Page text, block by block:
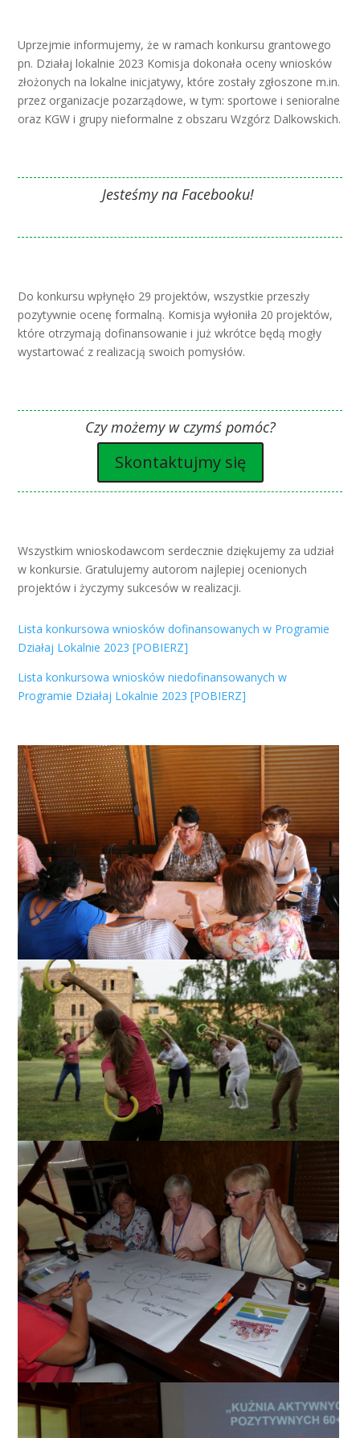
Uprzejmie informujemy, że w ramach konkursu grantowego
pn. Działaj lokalnie 2023 Komisja dokonała oceny wniosków
złożonych na lokalne inicjatywy, które zostały zgłoszone m.in.
przez organizacje pozarządowe, w tym: sportowe i senioralne
oraz KGW i grupy nieformalne z obszaru Wzgórz Dalkowskich.
Jesteśmy na Facebooku!
Do konkursu wpłynęło 29 projektów, wszystkie przeszły
pozytywnie ocenę formalną. Komisja wyłoniła 20 projektów,
które otrzymają dofinansowanie i już wkrótce będą mogły
wystartować z realizacją swoich pomysłów.
Czy możemy w czymś pomóc?
Skontaktujmy się
Wszystkim wnioskodawcom serdecznie dziękujemy za udział
w konkursie. Gratulujemy autorom najlepiej ocenionych
projektów i życzymy sukcesów w realizacji.
Lista konkursowa wniosków dofinansowanych w Programie
Działaj Lokalnie 2023 [POBIERZ]
Lista konkursowa wniosków niedofinansowanych w
Programie Działaj Lokalnie 2023 [POBIERZ]